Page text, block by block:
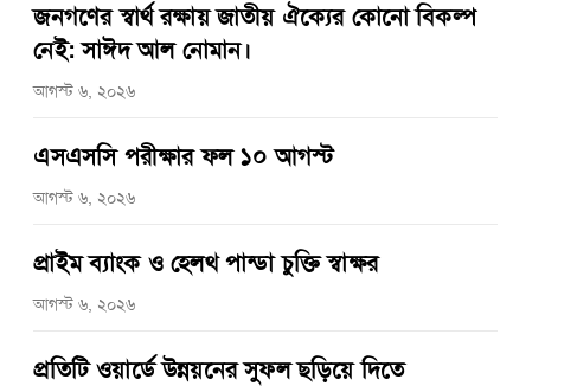
জনগণের স্বার্থ রক্ষায় জাতীয় ঐক্যের কোনো বিকল্প
নেই: সাঈদ আল নোমান।
আগস্ট ৬, ২০২৬
এসএসসি পরীক্ষার ফল ১০ আগস্ট
আগস্ট ৬, ২০২৬
প্রাইম ব্যাংক ও হেলথ পান্ডা চুক্তি স্বাক্ষর
আগস্ট ৬, ২০২৬
প্রতিটি ওয়ার্ডে উন্নয়নের সুফল ছড়িয়ে দিতে